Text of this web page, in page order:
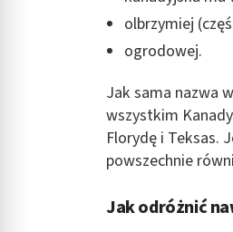
olbrzymiej
ogrodowej.
Jak sama nazwa
wszystkim
Florydę i Teksas.
powszechnie
Jak odróżnić
Rozumienie odbiorców dzięki
Rozwój i ulepszanie usług
Wykorzystywanie
Funkcje specjalne IAB:
Użycie dokładnych danych
Cele przetwarzania inne niż IAB: